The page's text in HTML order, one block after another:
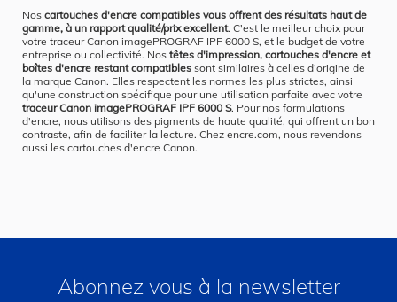
Nos cartouches d'encre compatibles vous offrent des résultats haut de
gamme, à un rapport qualité/prix excellent. C'est le meilleur choix pour
votre traceur Canon imagePROGRAF IPF 6000 S, et le budget de votre
entreprise ou collectivité. Nos têtes d'impression, cartouches d'encre et
boîtes d'encre restant compatibles sont similaires à celles d'origine de
la marque Canon. Elles respectent les normes les plus strictes, ainsi
qu'une construction spécifique pour une utilisation parfaite avec votre
traceur Canon imagePROGRAF IPF 6000 S. Pour nos formulations
d'encre, nous utilisons des pigments de haute qualité, qui offrent un bon
contraste, afin de faciliter la lecture. Chez encre.com, nous revendons
aussi les cartouches d'encre Canon.
Abonnez vous à la newsletter